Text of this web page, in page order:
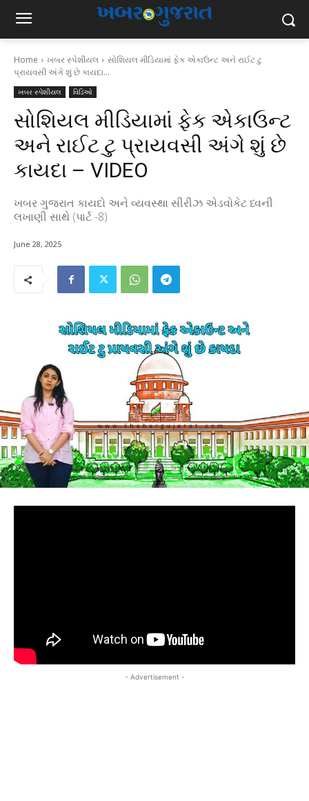
Home ખબર સ્પેશીયલ
સોશિયલ મીડિયામાં ફેક એકાઉન્ટ અને રાઈટ ટુ
પ્રાયવસી અંગે શું છે કાયદા...
ખબર સ્પેશીયલ વિડિઓ
સોશિયલ મીડિયામાં ફેક એકાઉન્ટ
અને રાઈટ ટુ પ્રાયવસી અંગે શું છે
કાયદા – VIDEO
ખબર ગુજરાત કાયદો અને વ્યવસ્થા સીરીઝ એડવોકેટ ધ્વની
લખાણી સાથે (પાર્ટ -8)
June 28, 2025
- Advertisement -